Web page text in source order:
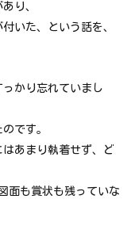
り、
いた、という話を、
かり忘れていまし
です。
あまり執着せず、ど
面も賞状も残っていな